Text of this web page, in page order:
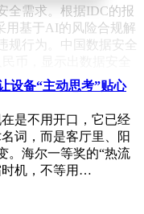
全需求。根据IDC的报
用基于AI的风险合规解
规行为。中国数据安全
求的增长。这包括AI
模型安全以及具身智能
全行业新的黄金增长
络安全产业的规模将
设备“主动思考”贴心
是不用开口，它已经
词，而是客厅里、阳
。海尔一等奖的“热流
时机，不等用…